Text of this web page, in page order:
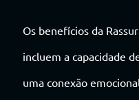
Os benefícios da
incluem a capacidade
uma conexão